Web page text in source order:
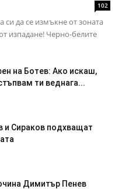
102
да се измъкне от зоната
изпадане! Черно-белите
на Ботев: Ако искаш,
ти веднага...
и Сираков подхващат
Димитър Пенев